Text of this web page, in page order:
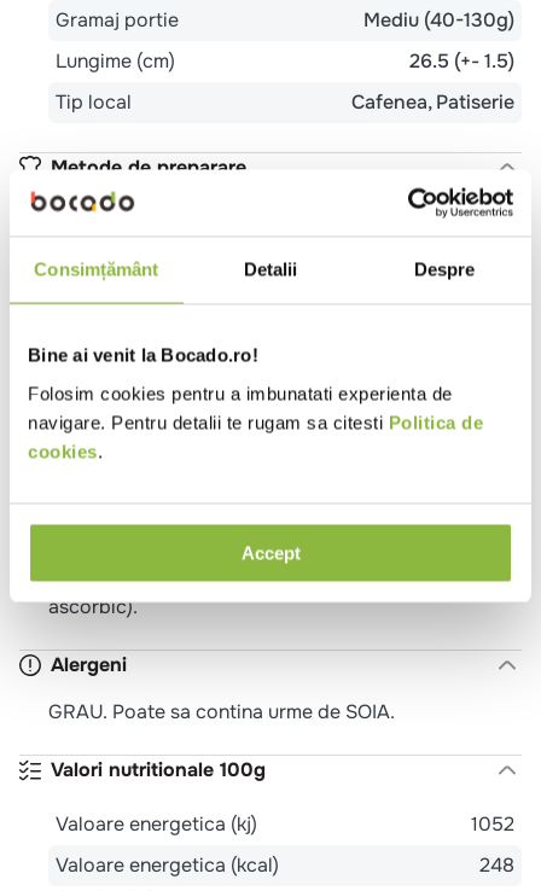
Consimțământ Detalii Despre
Bine ai venit la Bocado.ro!
Folosim cookies pentru a imbunatati experienta de
navigare. Pentru detalii te rugam sa citesti Politica de
cookies.
Accept
Gramaj portie
Mediu (40-130g)
Lungime (cm)
26.5 (+- 1.5)
Tip local
Cafenea Patiserie
Metode de preparare
Cuptor
Asezati demibaghetele intr-o tava tapetata cu foaie
de copt si lasati-le sa se decongeleze 20 minute, la
Introduceti tava in cuptor si coaceti demibaghetele
timp de 7-10 minute. In functie de caracteristicile
cuptorului dumneavoastra este posibil sa fie nevoie
de adaptarea temperaturii si a timpului de coacere.
Faina de GRAU, apa, drojdie, sare iodata (sare, iodat
de potasiu), GLUTEN (GRAU), antioxidant (acid
ascorbic).
Alergeni
GRAU. Poate sa contina urme de SOIA.
Valori nutritionale 100g
Valoare energetica (kj)
1052
Valoare energetica (kcal)
248